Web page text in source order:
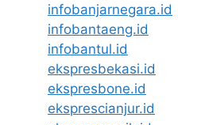
infobanjarnegara.id
infobantaeng.id
infobantul.id
ekspresbekasi.id
ekspresbone.id
eksprescianjur.id